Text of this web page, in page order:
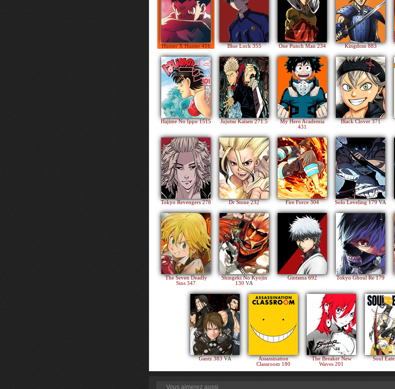
Hunter X Hunter 416 Blue Lock 355 One Punch Man 234 Kingdom 883
Hajime No Ippo 1515 Jujutsu Kaisen 271.5
My Hero Academia
431
Black Clover 371
Tokyo Revengers 278 Dr Stone 232 Fire Force 304 Solo Leveling 179VA
The Seven Deadly
Sins 347
Shingeki No Kyojin
130 VA
Gintama 692 Tokyo Ghoul Re 179
Gantz 383VA
Assassination
Classroom 180
The Breaker New
Waves 201
Soul
Vous aimerez aussi